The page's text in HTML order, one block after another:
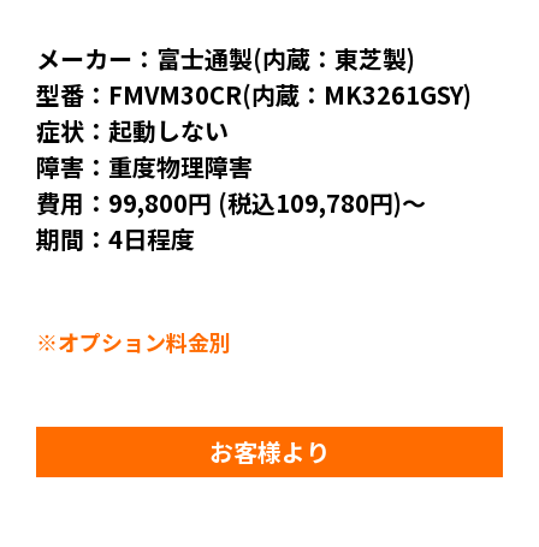
メーカー：富士通製(内蔵：東芝製)
型番：FMVM30CR(内蔵：MK3261GSY)
症状：起動しない
障害：重度物理障害
費用：99,800円 (税込109,780円)～
期間：4日程度
※オプション料金別
お客様より